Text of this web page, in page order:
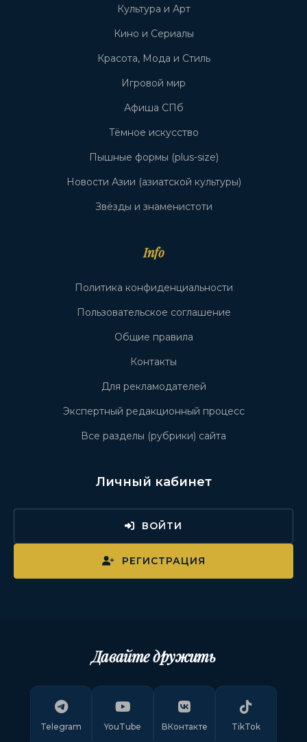
Культура и Арт
Кино и Сериалы
Красота, Мода и Стиль
Игровой мир
Афиша СПб
Тёмное искусство
Пышные формы (plus-size)
Новости Азии (азиатской культуры)
Звёзды и знаменистоти
Info
Политика конфиденциальности
Пользовательское соглашение
Общие правила
Контакты
Для рекламодателей
Экспертный редакционный процесс
Все разделы (рубрики) сайта
Личный кабинет
ВОЙТИ
РЕГИСТРАЦИЯ
Давайте дружить
Telegram YouTube ВКонтакте TikTok